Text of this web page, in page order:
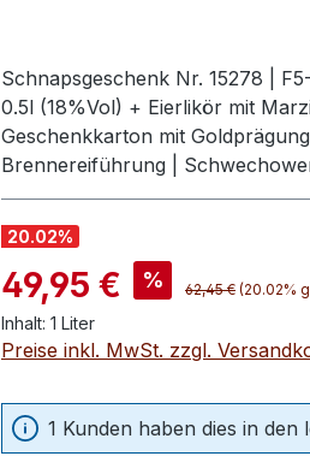
Schnapsgeschenk Nr. 15278 |
0.5l (18%Vol) + Eierlikör mit
Geschenkkarton mit
Brennereiführung |
20.02%
Verkaufspreis:
49,95 € % Regulärer Preis:
62,45 € (20.02%
Inhalt: 1 Liter
Preise inkl. MwSt. zzgl.
1 Kunden haben dies in den